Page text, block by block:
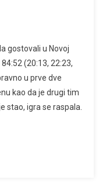
gostovali u Novoj
(20:13, 22:23,
u prve dve
kao da je drugi tim
stao, igra se raspala.